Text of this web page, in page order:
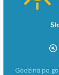
Godzina po